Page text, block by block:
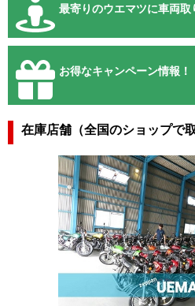
最寄りのウエマツに車両取
お得なキャンペーン情報！
在庫店舗（全国のショップで